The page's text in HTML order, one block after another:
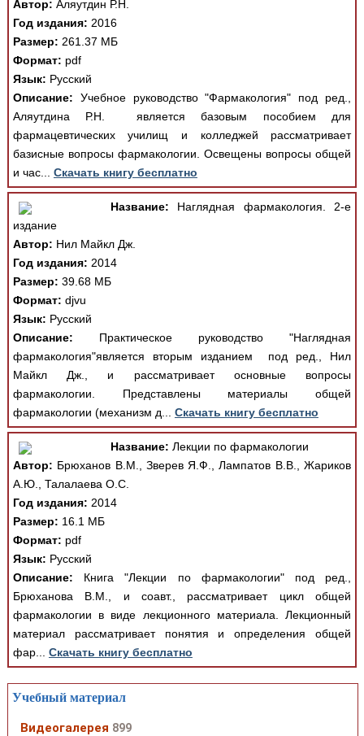
Автор: Аляутдин Р.Н.
Год издания: 2016
Размер: 261.37 МБ
Формат: pdf
Язык: Русский
Описание: Учебное руководство "Фармакология" под ред.,
Аляутдина Р.Н. является базовым пособием для
фармацевтических училищ и колледжей рассматривает
базисные вопросы фармакологии. Освещены вопросы общей
и час... Скачать книгу бесплатно
Название: Наглядная фармакология. 2-е
издание
Автор: Нил Майкл Дж.
Год издания: 2014
Размер: 39.68 МБ
Формат: djvu
Язык: Русский
Описание: Практическое руководство "Наглядная
фармакология"является вторым изданием под ред., Нил
Майкл Дж., и рассматривает основные вопросы
фармакологии. Представлены материалы общей
фармакологии (механизм д... Скачать книгу бесплатно
Название: Лекции по фармакологии
Автор: Брюханов В.М., Зверев Я.Ф., Лампатов В.В., Жариков
А.Ю., Талалаева О.С.
Год издания: 2014
Размер: 16.1 МБ
Формат: pdf
Язык: Русский
Описание: Книга "Лекции по фармакологии" под ред.,
Брюханова В.М., и соавт., рассматривает цикл общей
фармакологии в виде лекционного материала. Лекционный
материал рассматривает понятия и определения общей
фар... Скачать книгу бесплатно
Учебный материал
Видеогалерея 899